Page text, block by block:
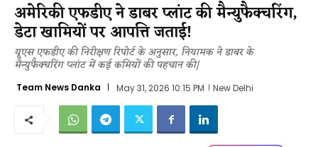
अमेरिकी एफडीए ने डाबर प्लांट की मैन्युफैक्चरिंग,
डेटा खामियों पर आपत्ति जताई!
यूएस एफडीए की निरीक्षण रिपोर्ट के अनुसार, नियामक ने डाबर के
मैन्युफैक्चरिंग प्लांट में कई कमियों की पहचान की|
Team News Danka May 31, 2026 10:15 PM New Delhi